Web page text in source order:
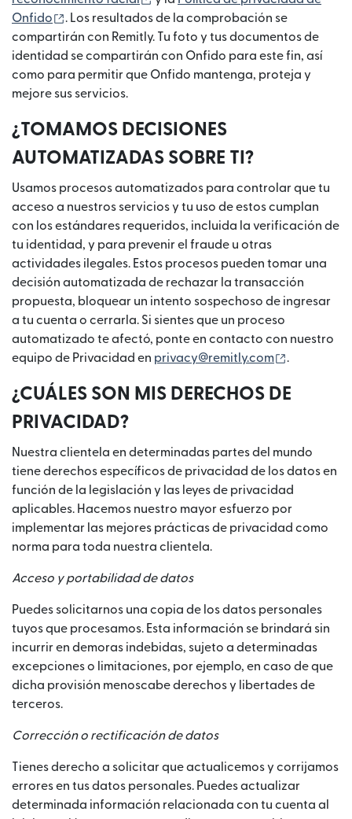
Onfido
(se abre en una ventana nueva)
. Los resultados de la comprobación se
compartirán con Remitly. Tu foto y tus documentos de
identidad se compartirán con Onfido para este fin, así
como para permitir que Onfido mantenga, proteja y
mejore sus servicios.
¿TOMAMOS DECISIONES
AUTOMATIZADAS SOBRE TI?
Usamos procesos automatizados para controlar que tu
acceso a nuestros servicios y tu uso de estos cumplan
con los estándares requeridos, incluida la verificación de
tu identidad, y para prevenir el fraude u otras
actividades ilegales. Estos procesos pueden tomar una
decisión automatizada de rechazar la transacción
propuesta, bloquear un intento sospechoso de ingresar
a tu cuenta o cerrarla. Si sientes que un proceso
automatizado te afectó, ponte en contacto con nuestro
equipo de Privacidad en privacy@remitly.com .
¿CUÁLES SON MIS DERECHOS DE
PRIVACIDAD?
Nuestra clientela en determinadas partes del mundo
tiene derechos específicos de privacidad de los datos en
función de la legislación y las leyes de privacidad
aplicables. Hacemos nuestro mayor esfuerzo por
implementar las mejores prácticas de privacidad como
norma para toda nuestra clientela.
Acceso y portabilidad de datos
Puedes solicitarnos una copia de los datos personales
tuyos que procesamos. Esta información se brindará sin
incurrir en demoras indebidas, sujeto a determinadas
excepciones o limitaciones, por ejemplo, en caso de que
dicha provisión menoscabe derechos y libertades de
terceros.
Corrección o rectificación de datos
Tienes derecho a solicitar que actualicemos y corrijamos
errores en tus datos personales. Puedes actualizar
determinada información relacionada con tu cuenta al